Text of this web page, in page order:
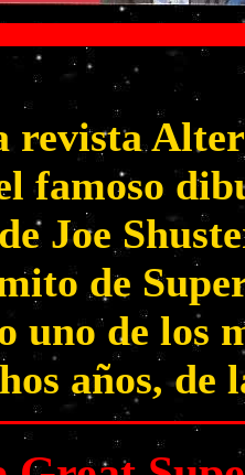
revista
famoso
Joe
de
uno de los
años, de